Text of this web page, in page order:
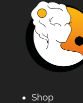
Shop